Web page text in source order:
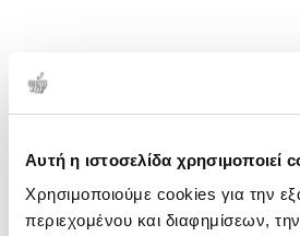
Αυτή η ιστοσελίδα χρησιμοποιεί
Χρησιμοποιούμε cookies για την
περιεχομένου και διαφημίσεων,